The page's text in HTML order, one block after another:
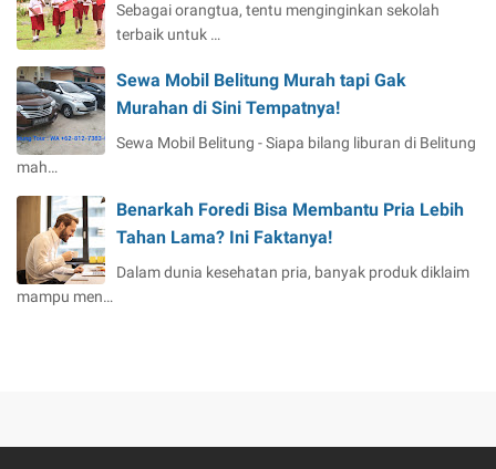
Sebagai orangtua, tentu menginginkan sekolah
terbaik untuk …
Sewa Mobil Belitung Murah tapi Gak
Murahan di Sini Tempatnya!
Sewa Mobil Belitung - Siapa bilang liburan di Belitung
mah…
Benarkah Foredi Bisa Membantu Pria Lebih
Tahan Lama? Ini Faktanya!
Dalam dunia kesehatan pria, banyak produk diklaim
mampu men…